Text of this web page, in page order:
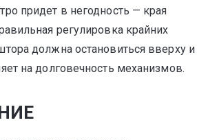
придет в негодность — края
регулировка крайних
должна остановиться вверху и
на долговечность механизмов.